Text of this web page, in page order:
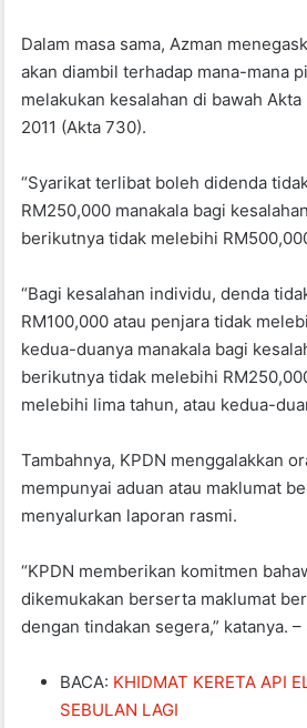
Dalam masa sama, Azman
akan diambil terhadap mana-mana
melakukan kesalahan di bawah
2011 (Akta 730).
“Syarikat terlibat boleh didenda
RM250,000 manakala bagi
berikutnya tidak melebihi
“Bagi kesalahan individu, denda
RM100,000 atau penjara tidak
kedua-duanya manakala bagi
berikutnya tidak melebihi
melebihi lima tahun, atau kedua-
Tambahnya, KPDN menggalakkan
mempunyai aduan atau maklumat
menyalurkan laporan rasmi.
“KPDN memberikan komitmen
dikemukakan berserta maklumat
dengan tindakan segera,” katanya. –
BACA: KHIDMAT KERETA API
SEBULAN LAGI